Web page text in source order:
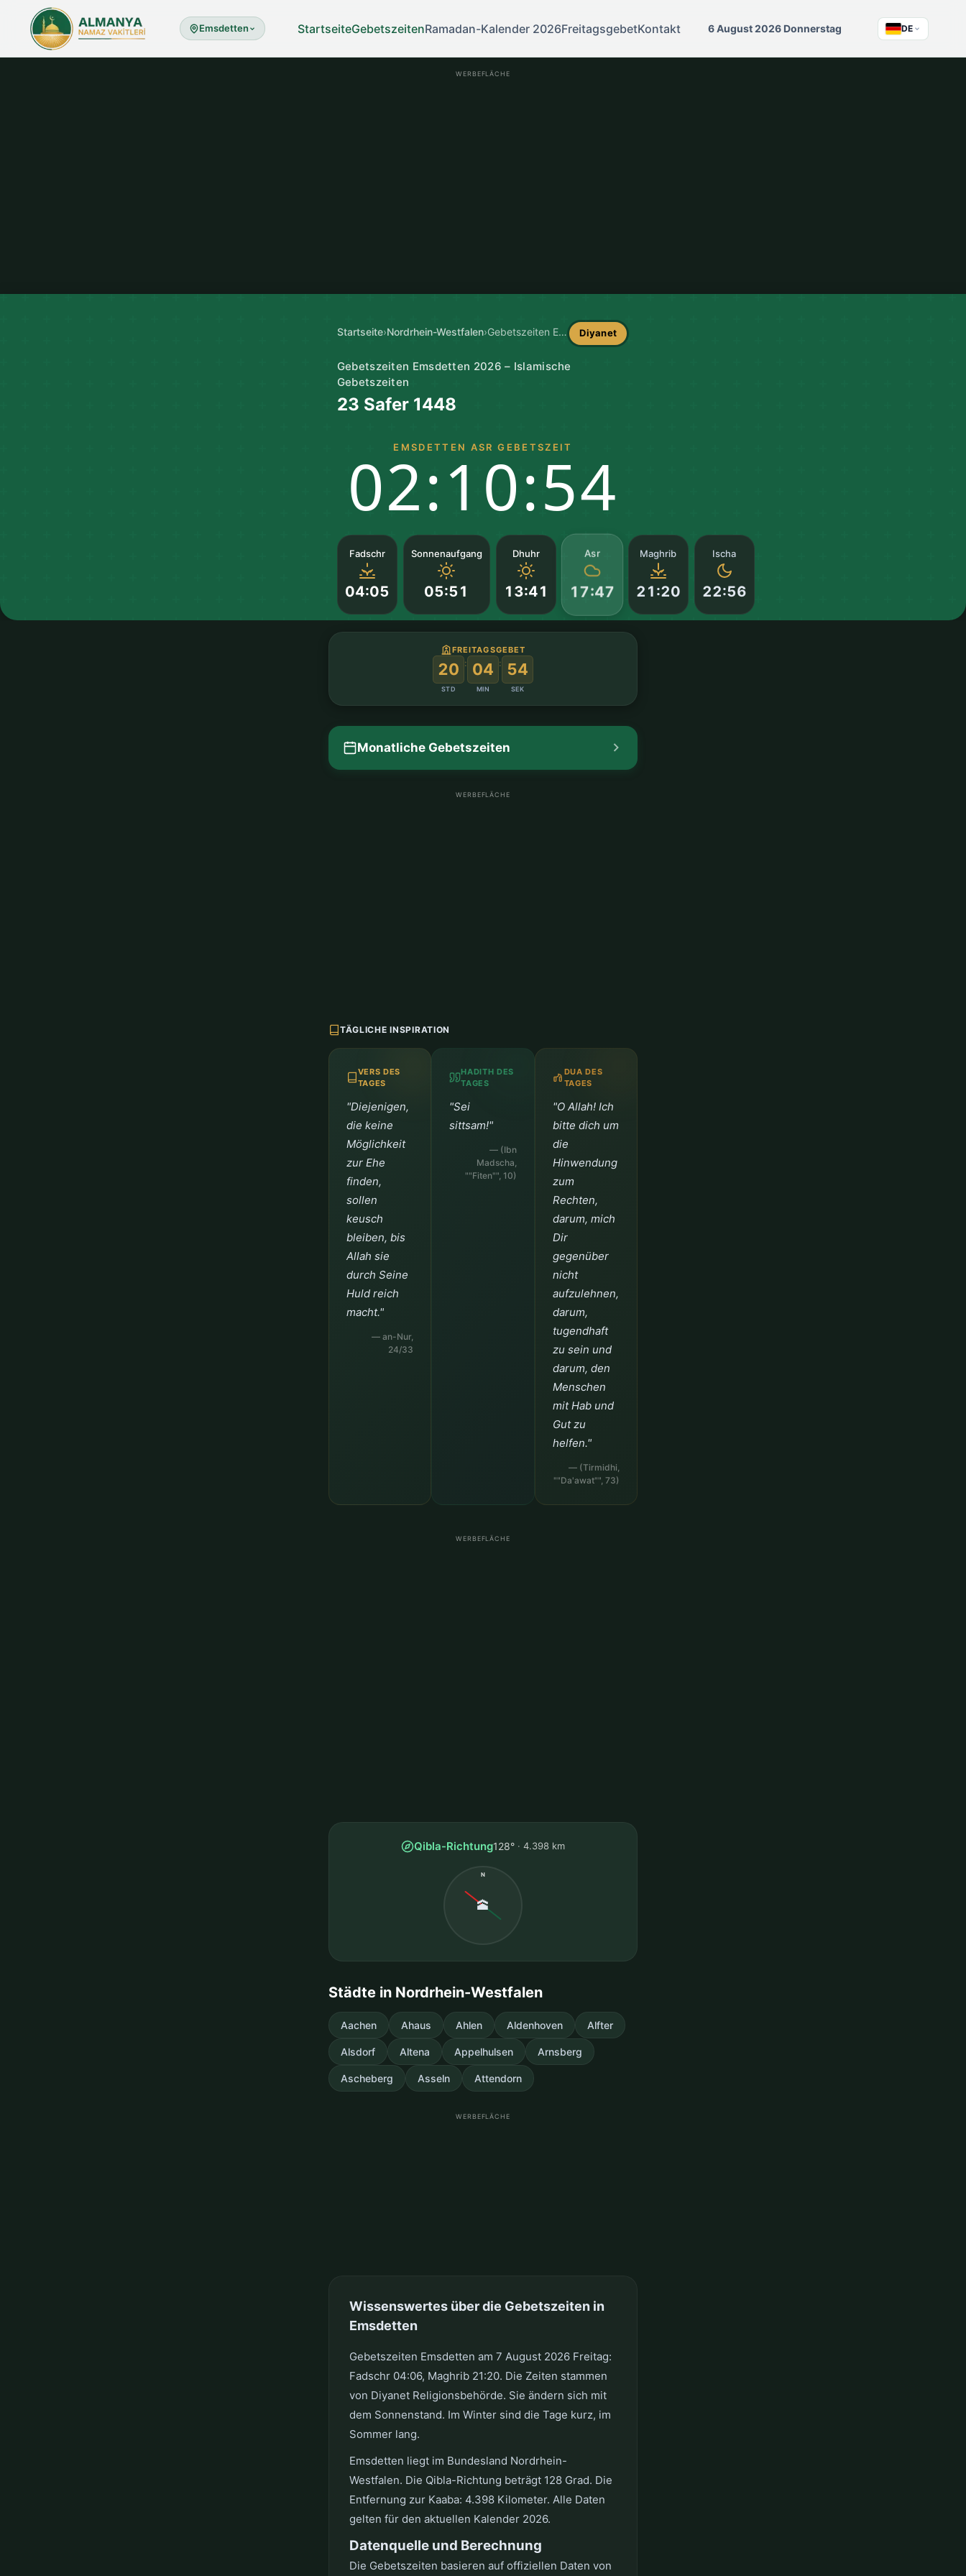
Emsdetten StartseiteGebetszeitenRamadan-Kalender 2026FreitagsgebetKontakt 6 August 2026 Donnerstag DE
WERBEFLÄCHE
Startseite›Nordrhein-Westfalen› Gebetszeiten Emsdetten Diyanet
Gebetszeiten Emsdetten 2026 – Islamische
Gebetszeiten
23 Safer 1448
EMSDETTEN ASR GEBETSZEIT
02:10:53
Fadschr
04:05
Sonnenaufgang
05:51
Dhuhr
13:41
Asr
17:47
Maghrib
21:20
Ischa
22:56
FREITAGSGEBET
20
STD
: 04
MIN
: 53
SEK
Monatliche Gebetszeiten
WERBEFLÄCHE
TÄGLICHE INSPIRATION
VERS DES
TAGES
"Diejenigen,
die keine
Möglichkeit
zur Ehe
finden,
sollen
keusch
bleiben, bis
Allah sie
durch Seine
Huld reich
macht."
— an-Nur,
24/33
HADITH DES
TAGES
"Sei
sittsam!"
— (Ibn
Madscha,
""Fiten"", 10)
DUA DES
TAGES
"O Allah! Ich
bitte dich um
die
Hinwendung
zum
Rechten,
darum, mich
Dir
gegenüber
nicht
aufzulehnen,
darum,
tugendhaft
zu sein und
darum, den
Menschen
mit Hab und
Gut zu
helfen."
— (Tirmidhi,
""Da'awat"", 73)
WERBEFLÄCHE
Qibla-Richtung128° 4.398 km
N
🕋
Städte in Nordrhein-Westfalen
Aachen Ahaus Ahlen Aldenhoven Alfter
Alsdorf Altena Appelhulsen Arnsberg
Ascheberg Asseln Attendorn
WERBEFLÄCHE
Wissenswertes über die Gebetszeiten in
Emsdetten
Gebetszeiten Emsdetten am 7 August 2026 Freitag:
Fadschr 04:06, Maghrib 21:20. Die Zeiten stammen
von Diyanet Religionsbehörde. Sie ändern sich mit
dem Sonnenstand. Im Winter sind die Tage kurz, im
Sommer lang.
Emsdetten liegt im Bundesland Nordrhein-
Westfalen. Die Qibla-Richtung beträgt 128 Grad. Die
Entfernung zur Kaaba: 4.398 Kilometer. Alle Daten
gelten für den aktuellen Kalender 2026.
Datenquelle und Berechnung
Die Gebetszeiten basieren auf offiziellen Daten von